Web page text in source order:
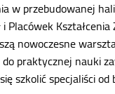
w przebudowanej
i Placówek
nowoczesne
praktycznej nauki
szkolić specjaliści